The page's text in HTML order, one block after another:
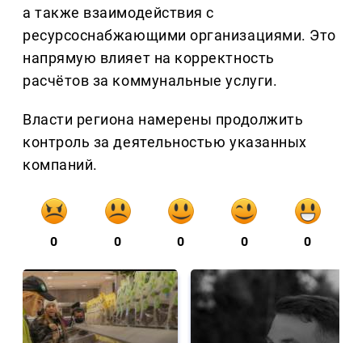
а также взаимодействия с
ресурсоснабжающими организациями. Это
напрямую влияет на корректность
расчётов за коммунальные услуги.
Власти региона намерены продолжить
контроль за деятельностью указанных
компаний.
0 0 0 0 0